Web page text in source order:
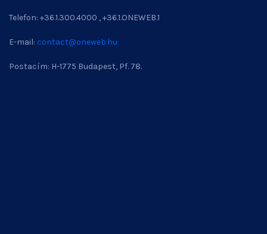
Telefon: +36.1.300.4000 , +36.1.ONEWEB.1
E-mail: contact@oneweb.hu
Postacím: H-1775 Budapest, Pf. 78.